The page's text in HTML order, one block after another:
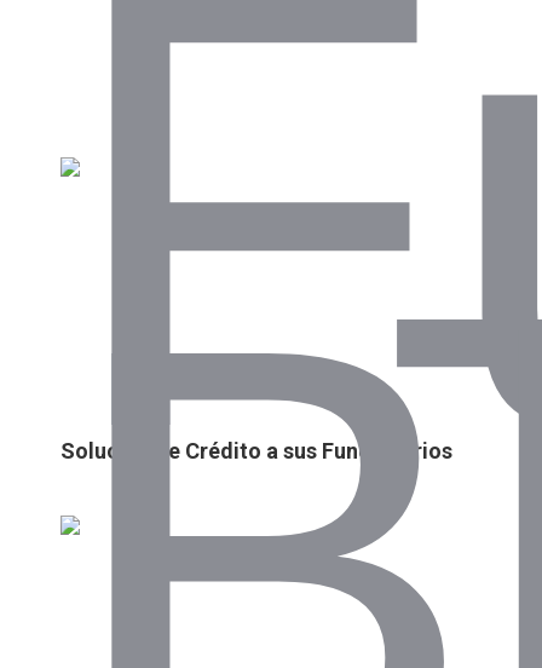
Solución de Crédito a sus Funcionarios